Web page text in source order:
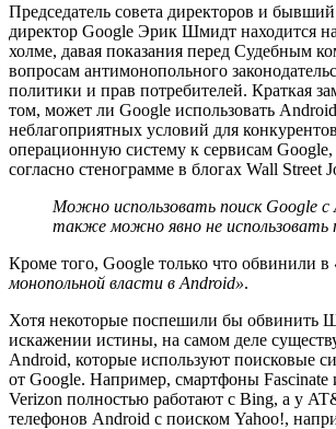
Председатель совета директоров и
директор Google Эрик Шмидт находится
холме, давая показания перед Судебным
вопросам антимонопольного
политики и прав потребителей. Краткая
том, может ли Google использовать
неблагоприятных условий для
операционную систему к сервисам
согласно стенограмме в блогах Wall Street
Можно использовать поиск Google с
также можно явно не использовать
Кроме того, Google только что обвинили в
монопольной власти в Android».
Хотя некоторые поспешили бы обвинить
искажении истины, на самом деле
Android, которые используют поисковые
от Google. Например, смартфоны Fascinate
Verizon полностью работают с Bing, а у
телефонов Android с поиском Yahoo!,